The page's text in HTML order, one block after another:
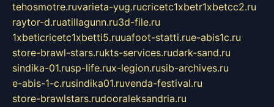
tehosmotre.ruvarieta-yug.rucricetc1xbetr1xbetcc2.ru
raytor-d.ruatillagunn.ru3d-file.ru
1xbeticricetc1xbetti5.ruuafoot-statti.rue-abis1c.ru
store-brawl-stars.rukts-services.rudark-sand.ru
sindika-01.rusp-life.rux-legion.rusib-archives.ru
e-abis-1-c.rusindika01.ruvenda-festival.ru
store-brawlstars.rudooraleksandria.ru